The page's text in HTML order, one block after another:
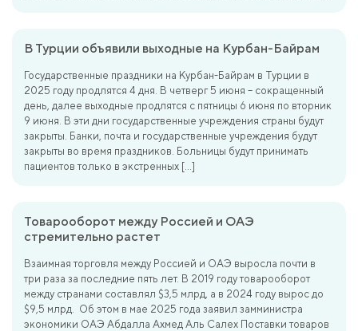
В Турции объявили выходные на Курбан-Байрам
Государственные праздники на Курбан-Байрам в Турции в
2025 году продлятся 4 дня. В четверг 5 июня – сокращенный
день, далее выходные продлятся с пятницы 6 июня по вторник
9 июня. В эти дни государственные учреждения страны будут
закрыты. Банки, почта и государственные учреждения будут
закрыты во время праздников. Больницы будут принимать
пациентов только в экстренных […]
Товарооборот между Россией и ОАЭ
стремительно растет
Взаимная торговля между Россией и ОАЭ выросла почти в
три раза за последние пять лет. В 2019 году товарооборот
между странами составлял $3,5 млрд, а в 2024 году вырос до
$9,5 млрд. Об этом в мае 2025 года заявил замминистра
экономики ОАЭ Абдалла Ахмед Аль Салех Поставки товаров